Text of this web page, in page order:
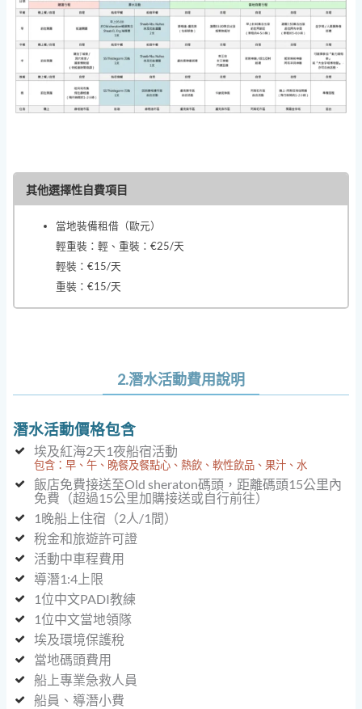
其他選擇性自費項目
當地裝備租借（歐元）
輕重裝：輕、重裝：€25/天
輕裝：€15/天
重裝：€15/天
2.潛水活動費用說明
潛水活動價格包含
埃及紅海2天1夜船宿活動
包含：早、午、晚餐及餐點心、熱飲、軟性飲品、果汁、水
飯店免費接送至Old sheraton碼頭，距離碼頭15公里內
免費（超過15公里加購接送或自行前往）
1晚船上住宿（2人/1間）
稅金和旅遊許可證
活動中車程費用
導潛1:4上限
1位中文PADI教練
1位中文當地領隊
埃及環境保護稅
當地碼頭費用
船上專業急救人員
船員、導潛小費